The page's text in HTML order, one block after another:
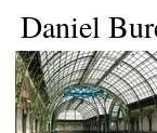
Daniel